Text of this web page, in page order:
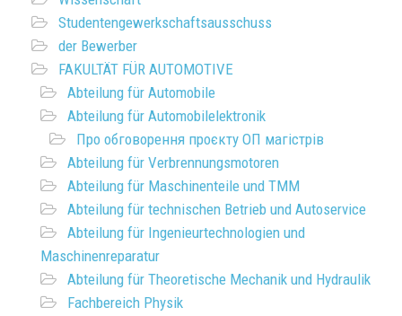
Studentengewerkschaftsausschuss
der Bewerber
FAKULTÄT FÜR AUTOMOTIVE
Abteilung für Automobile
Abteilung für Automobilelektronik
Про обговорення проєкту ОП магістрів
Abteilung für Verbrennungsmotoren
Abteilung für Maschinenteile und TMM
Abteilung für technischen Betrieb und Autoservice
Abteilung für Ingenieurtechnologien und
Maschinenreparatur
Abteilung für Theoretische Mechanik und Hydraulik
Fachbereich Physik